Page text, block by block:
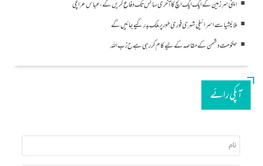
اپنی سرزمین کے ایک ایک انچ کا آخری سانس تک دفاع کریں گے، عباس عراقچی
ملائیشیا سے اسرائیلی شہری فوری طور پر ملک بدر کیے جائیں گے
حکومت دشمن کے مقاصد کے لیے کام کر رہی ہے ح زب ا للہ
آپکی رائے